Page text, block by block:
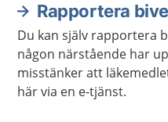
Rapportera
Du kan själv rapportera
någon närstående har
misstänker att
här via en e-tjänst.